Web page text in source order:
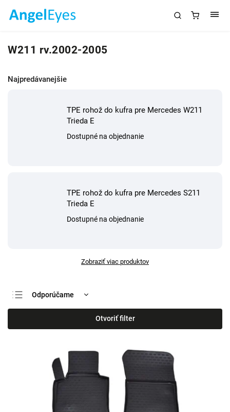
W211 rv.2002-2005
Najpredávanejšie
TPE rohož do kufra pre Mercedes W211
Trieda E
Dostupné na objednanie
TPE rohož do kufra pre Mercedes S211
Trieda E
Dostupné na objednanie
Zobraziť viac produktov
Odporúčame
Najlacnejšie
Najdrahšie
Abecedne
Otvoriť filter